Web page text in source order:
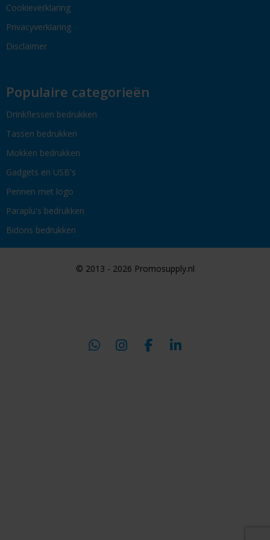
Cookieverklaring
Privacyverklaring
Disclaimer
Populaire categorieën
Drinkflessen bedrukken
Tassen bedrukken
Mokken bedrukken
Gadgets en USB's
Pennen met logo
Paraplu's bedrukken
Bidons bedrukken
© 2013 - 2026 Promosupply.nl